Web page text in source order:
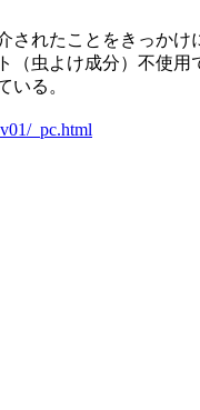
されたことをきっか
（虫よけ成分）不使
いる。
_pc.html